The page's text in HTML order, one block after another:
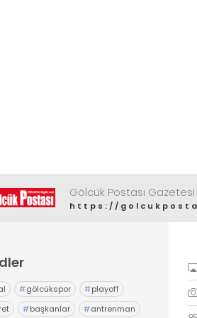
Gölcük Postası
https://
#gölcükspor #playoff
#başkanlar #antrenman